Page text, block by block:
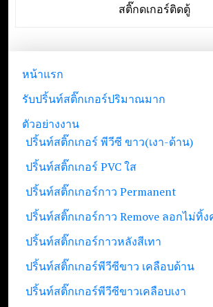
สติ๊กดเกอร์ติดตู้
หน้าแรก
รับปริ้นท์สติ๊กเกอร์ปริมาณมาก
ตัวอย่างงาน
ปริ้นท์สติ๊กเกอร์ พีวีซี ขาว(เงา-ด้าน)
ปริ้นท์สติ๊กเกอร์ PVC ใส
ปริ้นท์สติ๊กเกอร์กาว Permanent
ปริ้นท์สติ๊กเกอร์กาว Remove ลอกไม่ทิ้ง
ปริ้นท์สติ๊กเกอร์กาวหลังสีเทา
ปริ้นท์สติ๊กเกอร์พีวีซีขาว เคลือบด้าน
ปริ้นท์สติ๊กเกอร์พีวีซีขาวเคลือบเงา